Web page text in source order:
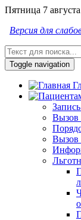
Пятница 7
Версия для
Toggle navigation
Вызов
Вызов